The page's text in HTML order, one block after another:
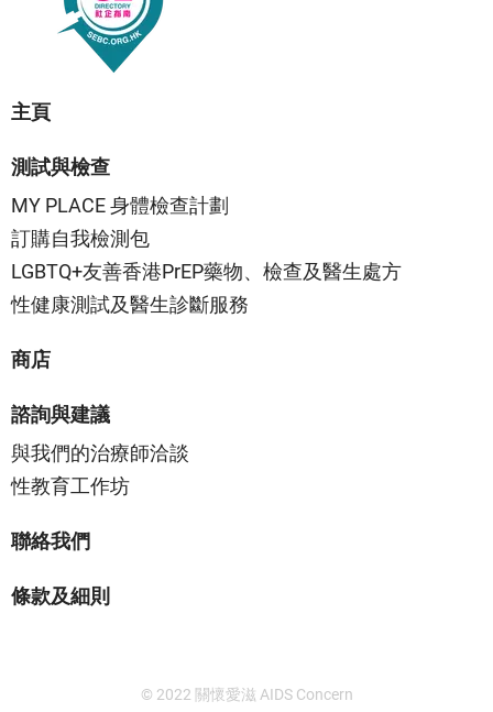
主頁
測試與檢查
MY PLACE 身體檢查計劃
訂購自我檢測包
LGBTQ+友善香港PrEP藥物、檢查及醫生處方
性健康測試及醫生診斷服務
商店
諮詢與建議
與我們的治療師洽談
性教育工作坊
聯絡我們
條款及細則
© 2022 關懷愛滋 AIDS Concern